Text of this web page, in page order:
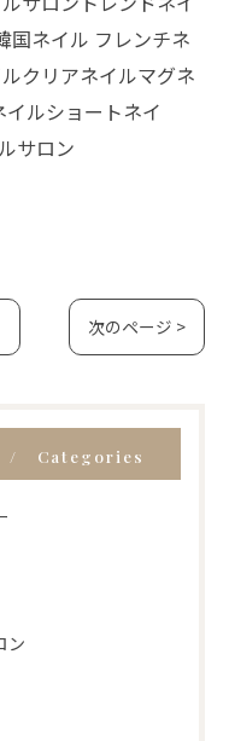
国ネイル フレンチネ
クリアネイルマグネ
ルショートネイ
サロン
次のページ >
Categories
ン